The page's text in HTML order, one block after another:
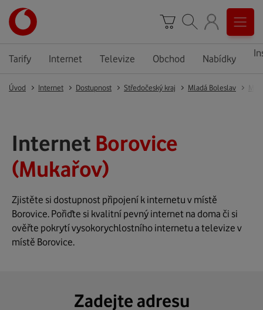
Tarify Internet Televize Obchod Nabídky
Úvod Internet Dostupnost Středočeský kraj Mladá Boleslav
Internet Borovice
(Mukařov)
Zjistěte si dostupnost připojení k internetu v místě
Borovice. Pořiďte si kvalitní pevný internet na doma či si
ověřte pokrytí vysokorychlostního internetu a televize v
místě Borovice.
Zadejte adresu